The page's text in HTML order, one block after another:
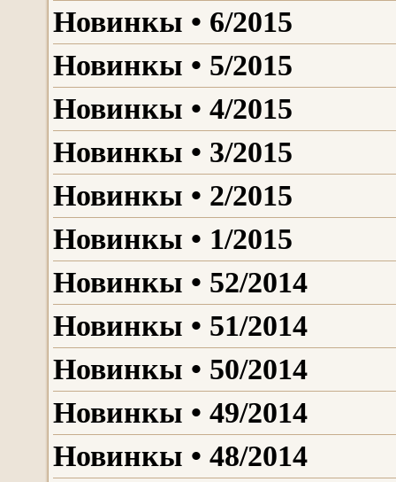
Новинкы • 6/2015
Новинкы • 5/2015
Новинкы • 4/2015
Новинкы • 3/2015
Новинкы • 2/2015
Новинкы • 1/2015
Новинкы • 52/2014
Новинкы • 51/2014
Новинкы • 50/2014
Новинкы • 49/2014
Новинкы • 48/2014